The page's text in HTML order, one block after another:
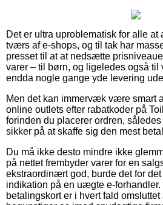
Det er ultra uproblematisk for alle at
tværs af e-shops, og til tak har
presset til at at nedsætte
varer – til børn, og ligeledes også til
endda nogle gange yde levering
Men det kan immervæk være smart
online outlets efter rabatkoder på
forinden du placerer ordren,
sikker på at skaffe sig den mest
Du må ikke desto mindre ikke
på nettet frembyder varer for en
ekstraordinært god, burde det for
indikation på en uægte e-
betalingskort er i hvert fald